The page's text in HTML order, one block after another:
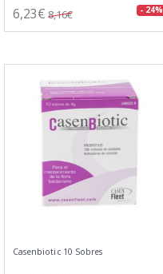
6,23€ 8,16€ - 24%
Casenbiotic 10 Sobres